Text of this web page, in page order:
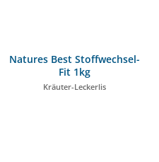
Natures Best Stoffwechsel-
Fit 1kg
Kräuter-Leckerlis